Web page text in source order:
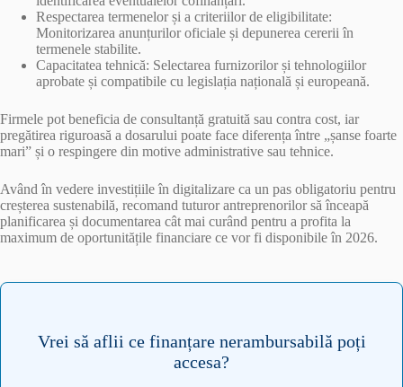
Respectarea termenelor și a criteriilor de eligibilitate:
Monitorizarea anunțurilor oficiale și depunerea cererii în
termenele stabilite.
Capacitatea tehnică: Selectarea furnizorilor și tehnologiilor
aprobate și compatibile cu legislația națională și europeană.
Firmele pot beneficia de consultanță gratuită sau contra cost, iar
pregătirea riguroasă a dosarului poate face diferența între „șanse foarte
mari” și o respingere din motive administrative sau tehnice.
Având în vedere investițiile în digitalizare ca un pas obligatoriu pentru
creșterea sustenabilă, recomand tuturor antreprenorilor să înceapă
planificarea și documentarea cât mai curând pentru a profita la
maximum de oportunitățile financiare ce vor fi disponibile în 2026.
Vrei să aflii ce finanțare nerambursabilă poți
accesa?